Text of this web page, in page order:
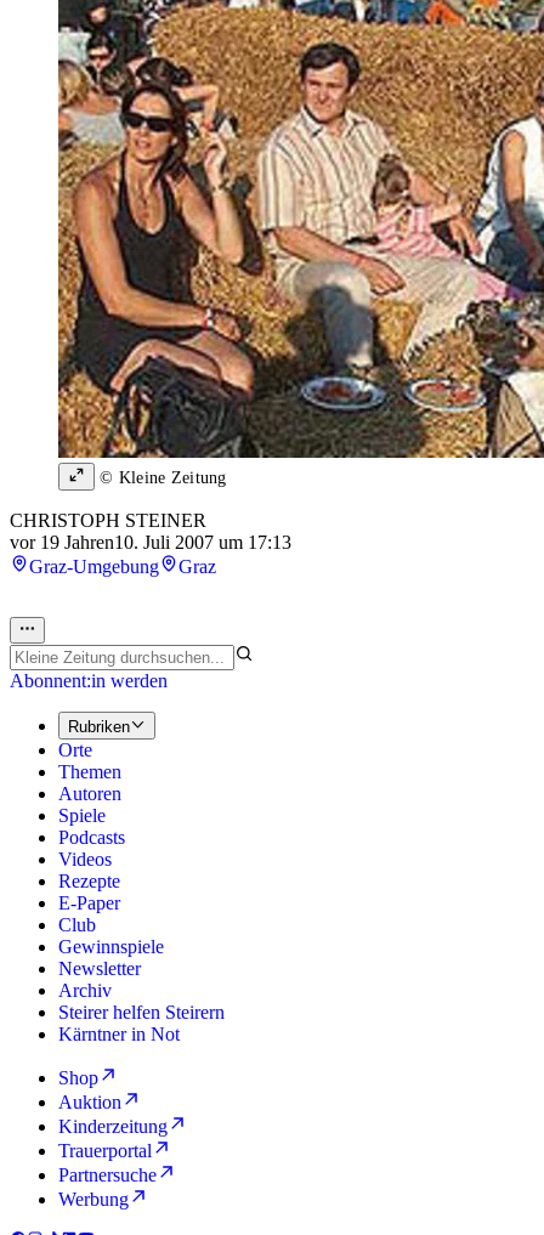
© Kleine Zeitung
CHRISTOPH STEINER
vor 19 Jahren10. Juli 2007 um 17:13
Graz-Umgebung
Graz
Abonnent:in werden
Rubriken
Orte
Themen
Autoren
Spiele
Podcasts
Videos
Rezepte
E-Paper
Club
Gewinnspiele
Newsletter
Archiv
Steirer helfen Steirern
Kärntner in Not
Shop
Auktion
Kinderzeitung
Trauerportal
Partnersuche
Werbung